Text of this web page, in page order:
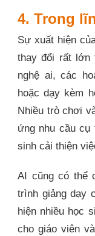
4. Trong
Sự xuất hiện
thay đổi rất lớn
nghệ ai, các
hoặc dạy kèm
Nhiều trò chơi
ứng nhu cầu cụ
sinh cải thiện
AI cũng có thể
trình giảng dạy
hiện nhiều học
cho giáo viên